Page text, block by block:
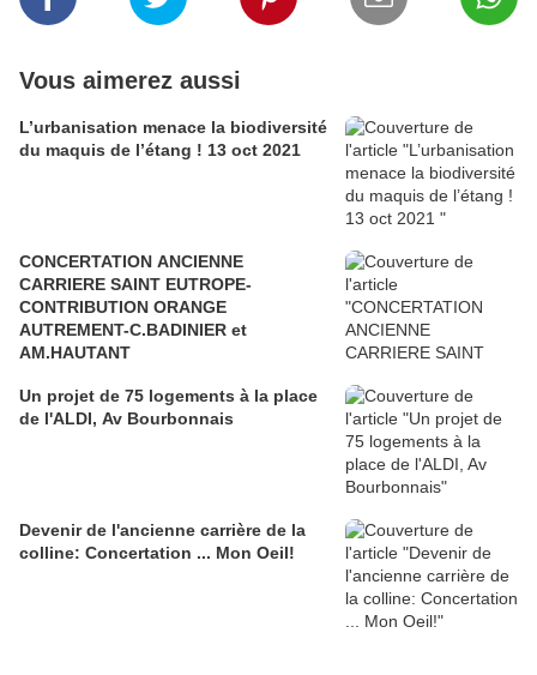
Vous aimerez aussi
L’urbanisation menace la biodiversité
du maquis de l’étang ! 13 oct 2021
CONCERTATION ANCIENNE
CARRIERE SAINT EUTROPE-
CONTRIBUTION ORANGE
AUTREMENT-C.BADINIER et
AM.HAUTANT
Un projet de 75 logements à la place
de l'ALDI, Av Bourbonnais
Devenir de l'ancienne carrière de la
colline: Concertation ... Mon Oeil!